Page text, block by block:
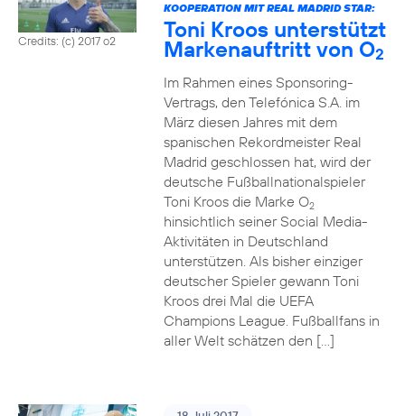
Credits: (c) 2017 o2
KOOPERATION MIT REAL MADRID STAR:
Toni Kroos unterstützt
Markenauftritt von O2
Im Rahmen eines Sponsoring-
Vertrags, den Telefónica S.A. im
März diesen Jahres mit dem
spanischen Rekordmeister Real
Madrid geschlossen hat, wird der
deutsche Fußballnationalspieler
Toni Kroos die Marke O2
hinsichtlich seiner Social Media-
Aktivitäten in Deutschland
unterstützen. Als bisher einziger
deutscher Spieler gewann Toni
Kroos drei Mal die UEFA
Champions League. Fußballfans in
aller Welt schätzen den […]